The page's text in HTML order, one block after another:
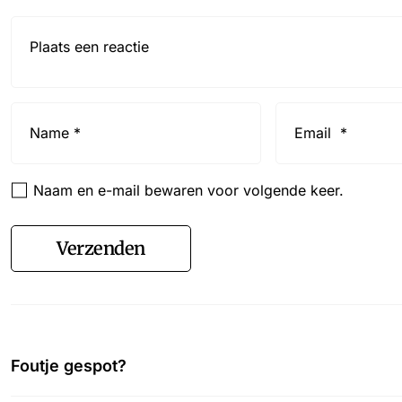
Naam en e-mail bewaren voor volgende keer.
Verzenden
Foutje gespot?